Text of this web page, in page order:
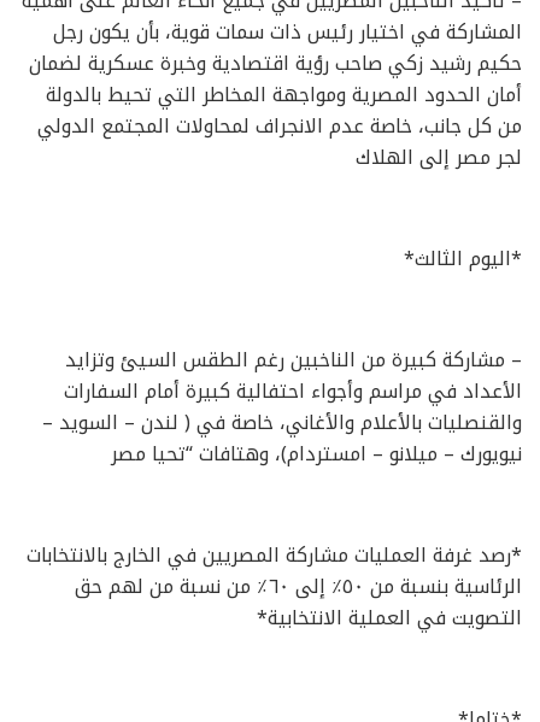
المشاركة في اختيار رئيس ذات سمات قوية، بأن يكون رجل
حكيم رشيد زكي صاحب رؤية اقتصادية وخبرة عسكرية لضمان
أمان الحدود المصرية ومواجهة المخاطر التي تحيط بالدولة
من كل جانب، خاصة عدم الانجراف لمحاولات المجتمع الدولي
لجر مصر إلى الهلاك
*اليوم الثالث*
– مشاركة كبيرة من الناخبين رغم الطقس السيئ وتزايد
الأعداد في مراسم وأجواء احتفالية كبيرة أمام السفارات
والقنصليات بالأعلام والأغاني، خاصة في ( لندن – السويد –
نيويورك – ميلانو – امستردام)، وهتافات “تحيا مصر
*رصد غرفة العمليات مشاركة المصريين في الخارج بالانتخابات
الرئاسية بنسبة من ٥٠٪ إلى ٦٠٪ من نسبة من لهم حق
التصويت في العملية الانتخابية*